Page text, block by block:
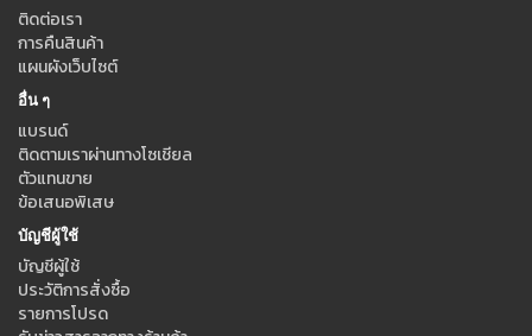
ติดต่อเรา
การคืนสินค้า
แผนผังเว็บไซต์
อื่น ๆ
แบรนด์
ติดตามเราผ่านทางโซเชียล
ตัวแทนขาย
ข้อเสนอพิเสษ
บัญชีผู้ใช้
บัญชีผู้ใช้
ประวัติการสั่งซื้อ
รายการโปรด